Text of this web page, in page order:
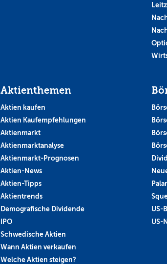
Aktienthemen
Aktien kaufen
Aktien Kaufempfehlungen
Aktienmarkt
Aktienmarktanalyse
Aktienmarkt-Prognosen
Aktien-News
Aktien-Tipps
Aktientrends
Demografische Dividende
IPO
Schwedische Aktien
Wann Aktien verkaufen
Welche Aktien steigen?
US-
US-